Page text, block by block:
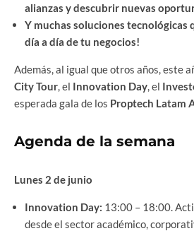
alianzas y descubrir nuevas
Y muchas soluciones tecnológicas
día a día de tu negocios!
Además, al igual que otros años, este
City Tour, el Innovation Day, el
esperada gala de los Proptech Latam
Agenda de la semana
Lunes 2 de junio
Innovation Day: 13:00 – 18:00.
desde el sector académico,